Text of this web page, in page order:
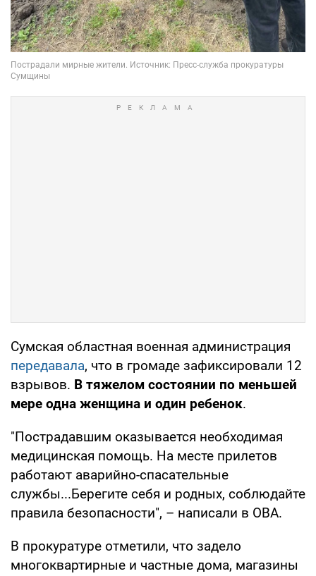
Сумская областная военная администрация
передавала, что в громаде зафиксировали 12
взрывов. В тяжелом состоянии по меньшей
мере одна женщина и один ребенок.
"Пострадавшим оказывается необходимая
медицинская помощь. На месте прилетов
работают аварийно-спасательные
службы...Берегите себя и родных, соблюдайте
правила безопасности", – написали в ОВА.
В прокуратуре отметили, что задело
многоквартирные и частные дома, магазины